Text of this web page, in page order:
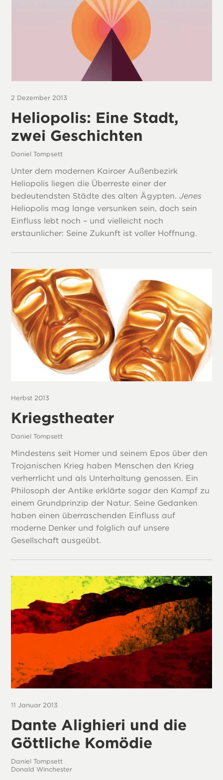
2 Dezember 2013
Heliopolis: Eine Stadt,
zwei Geschichten
Daniel Tompsett
Unter dem modernen Kairoer Außenbezirk
Heliopolis liegen die Überreste einer der
bedeutendsten Städte des alten Ägypten.Jenes
Heliopolis mag lange versunken sein, doch sein
Einfluss lebt noch – und vielleicht noch
erstaunlicher: Seine Zukunft ist voller Hoffnung.
Herbst 2013
Kriegstheater
Daniel Tompsett
Mindestens seit Homer und seinem Epos über den
Trojanischen Krieg haben Menschen den Krieg
verherrlicht und als Unterhaltung genossen. Ein
Philosoph der Antike erklärte sogar den Kampf zu
einem Grundprinzip der Natur. Seine Gedanken
haben einen überraschenden Einfluss auf
moderne Denker und folglich auf unsere
Gesellschaft ausgeübt.
11 Januar 2013
Dante Alighieri und die
Göttliche Komödie
Daniel Tompsett
Donald Winchester